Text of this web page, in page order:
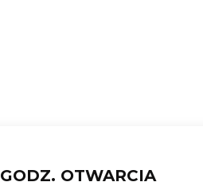
GODZ. OTWARCIA